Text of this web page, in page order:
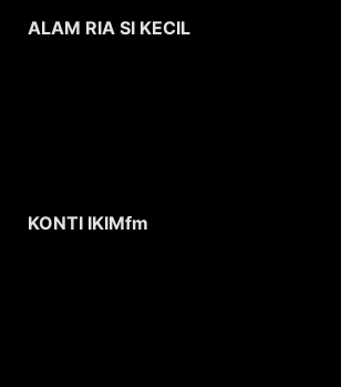
ALAM RIA SI KECIL
KONTI IKIMfm